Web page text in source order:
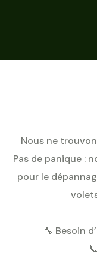
Nous ne
Pas de panique :
pour le
🔧 Besoin